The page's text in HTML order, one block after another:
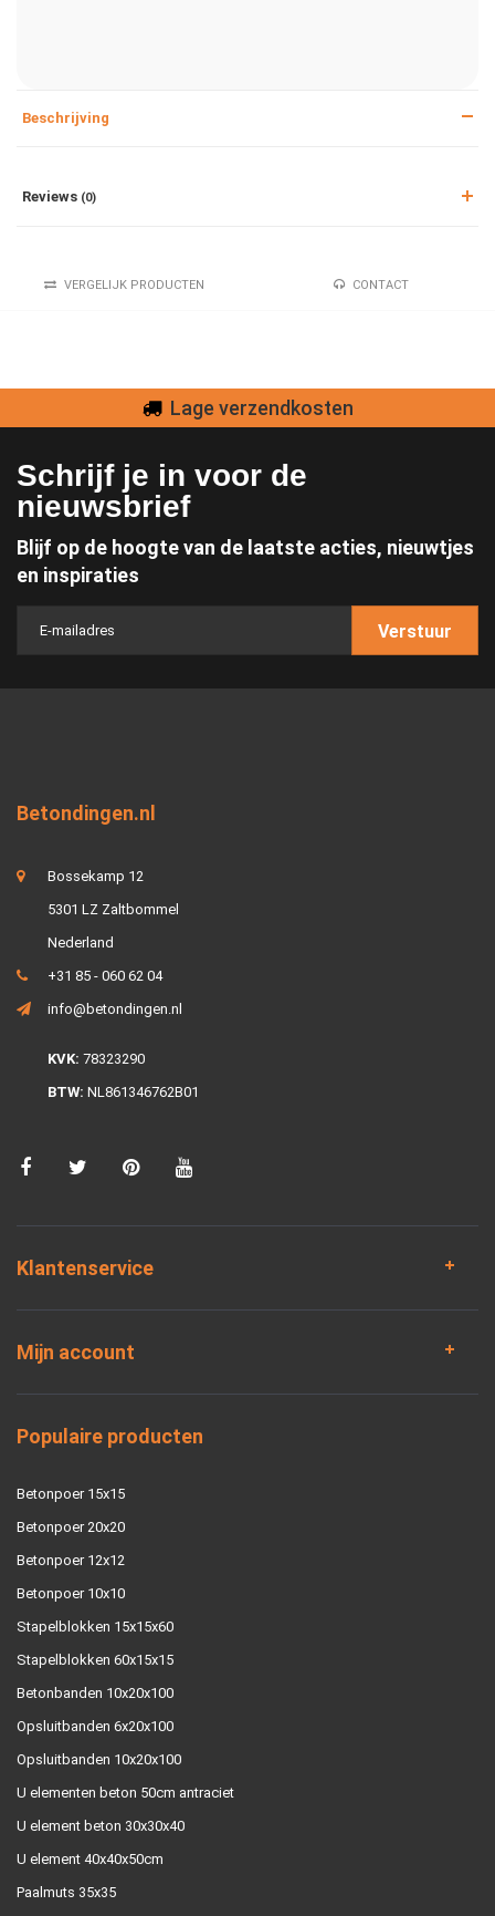
Beschrijving
Reviews (0)
VERGELIJK PRODUCTEN CONTACT
Lage verzendkosten
Schrijf je in voor de
nieuwsbrief
Blijf op de hoogte van de laatste acties, nieuwtjes
en inspiraties
Verstuur
Betondingen.nl
Bossekamp 12
5301 LZ Zaltbommel
Nederland
+31 85 - 060 62 04
info@betondingen.nl
KVK: 78323290
BTW: NL861346762B01
Klantenservice
Mijn account
Populaire producten
Betonpoer 15x15
Betonpoer 20x20
Betonpoer 12x12
Betonpoer 10x10
Stapelblokken 15x15x60
Stapelblokken 60x15x15
Betonbanden 10x20x100
Opsluitbanden 6x20x100
Opsluitbanden 10x20x100
U elementen beton 50cm antraciet
U element beton 30x30x40
U element 40x40x50cm
Paalmuts 35x35